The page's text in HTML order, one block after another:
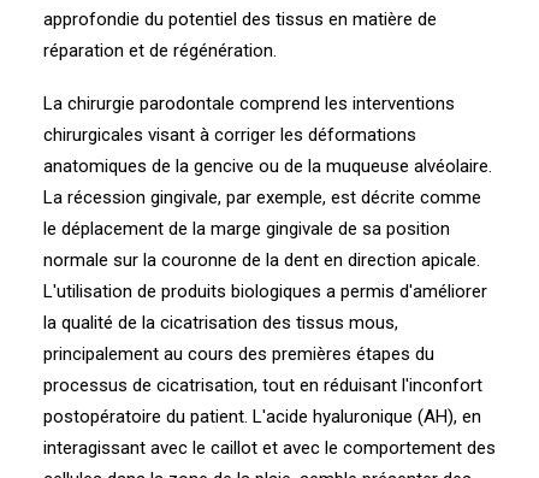
approfondie du potentiel des tissus en matière de
réparation et de régénération.
La chirurgie parodontale comprend les interventions
chirurgicales visant à corriger les déformations
anatomiques de la gencive ou de la muqueuse alvéolaire.
La récession gingivale, par exemple, est décrite comme
le déplacement de la marge gingivale de sa position
normale sur la couronne de la dent en direction apicale.
L'utilisation de produits biologiques a permis d'améliorer
la qualité de la cicatrisation des tissus mous,
principalement au cours des premières étapes du
processus de cicatrisation, tout en réduisant l'inconfort
postopératoire du patient. L'acide hyaluronique (AH), en
interagissant avec le caillot et avec le comportement des